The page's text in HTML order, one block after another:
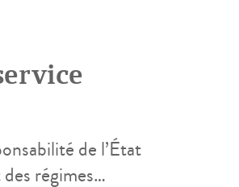
de l’État
régimes